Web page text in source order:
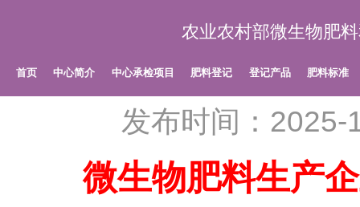
农业农村部微生物肥
首页 中心简介 中心承检项目 肥料登记 登记产品 肥料标准
发布时间：2025-
微生物肥料生产